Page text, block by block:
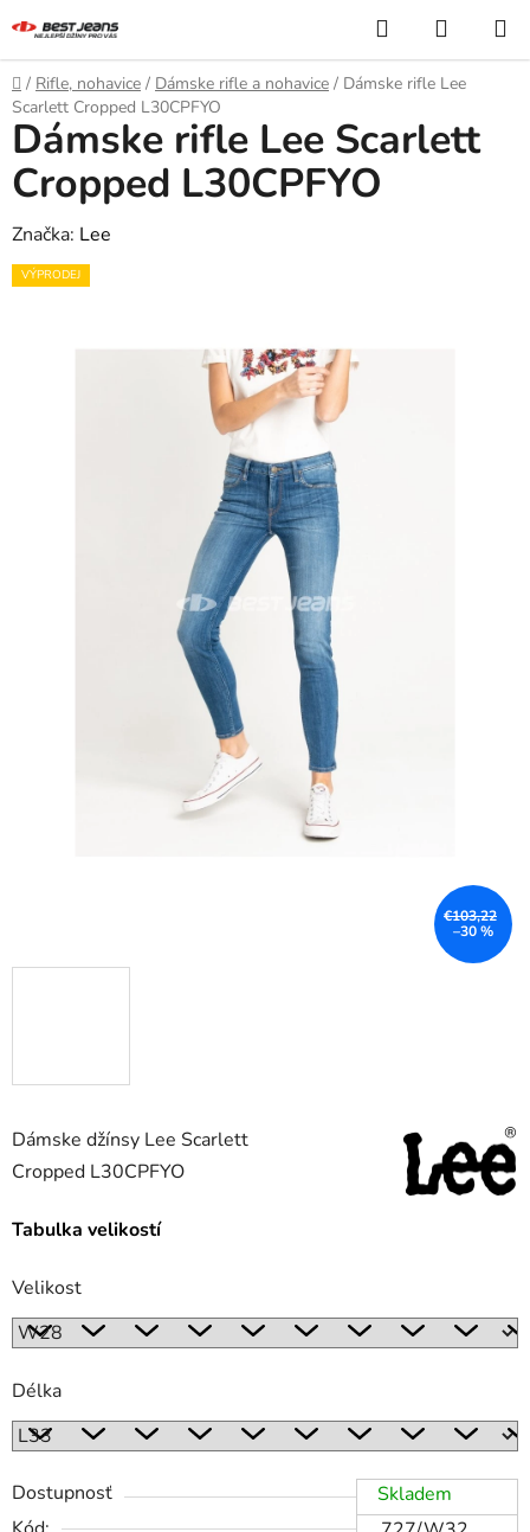
na
obsah
Hľadať
KOŠÍK
Domov
/ Rifle, nohavice / Dámske rifle a nohavice / Dámske rifle Lee
Scarlett Cropped L30CPFYO
Dámske džínsy Lee Scarlett
Cropped L30CPFYO
Tabulka velikostí
Velikost
Délka
Dostupnosť
Skladem
Dámske rifle Lee Scarlett
Cropped L30CPFYO
Značka: Lee
VÝPRODEJ
€103,22
–30 %